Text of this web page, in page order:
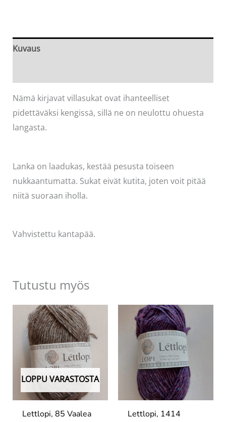
koko
Kuvaus
Nämä kirjavat villasukat ovat ihanteelliset
pidettäväksi kengissä, sillä ne on neulottu ohuesta
langasta.
Lanka on laadukas, kestää pesusta toiseen
nukkaantumatta. Sukat eivät kutita, joten voit pitää
niitä suoraan iholla.
Vahvistettu kantapää.
Tutustu myös
LOPPU VARASTOSTA
Lettlopi, 85 Vaalea
Lettlopi, 1414